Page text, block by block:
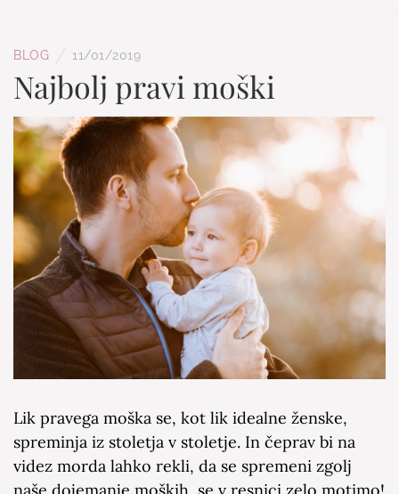
BLOG 11/01/2019
Najbolj pravi moški
Lik pravega moška se, kot lik idealne ženske,
spreminja iz stoletja v stoletje. In čeprav bi na
videz morda lahko rekli, da se spremeni zgolj
naše dojemanje moških, se v resnici zelo motimo!